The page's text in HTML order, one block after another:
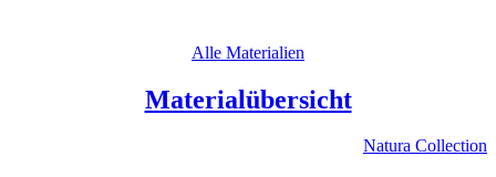
Alle Materialien
Materialübersicht
Natura Collection